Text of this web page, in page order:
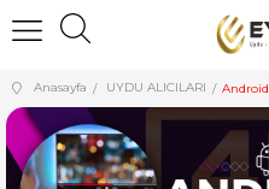
Anasayfa UYDU ALICILARI